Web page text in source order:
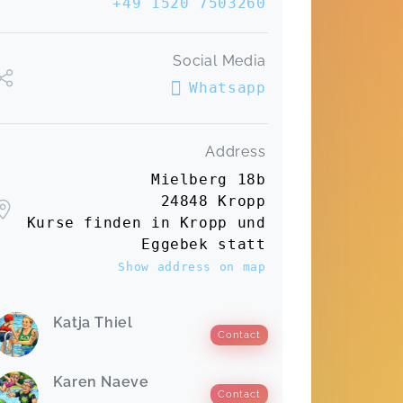
Silber Schwimmkurs
einfühlsam und nach dem jeweiligen
Birte, Mar 15
Liebes Schwimmschul-Team, ein
riesiges Dankeschön für die liebevolle
Begleitung zum Seepferdchen! Wir
das Schwimmen beigebracht habt.
Aus anfänglicher Skepsis wurde
und das verdanken wir eurem tollen
+49 1520 7503260
Social Media
Whatsapp
Address
Mielberg 18b
24848 Kropp
Kurse finden in Kropp und
Eggebek statt
Show address on map
Katja Thiel
Contact
Karen Naeve
Contact